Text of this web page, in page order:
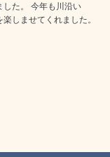
した。 今年も川沿い
しませてくれました。